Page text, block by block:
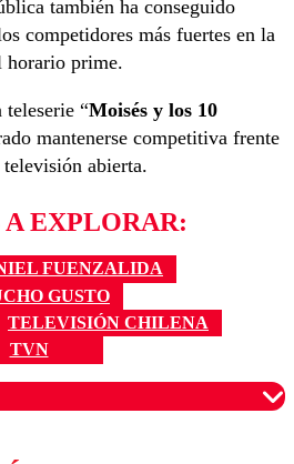
también ha conseguido
competidores más fuertes en la
horario prime.
“Moisés y los 10
mantenerse competitiva frente
televisión abierta.
EXPLORAR:
FUENZALIDA
GUSTO
TELEVISIÓN CHILENA
TVN